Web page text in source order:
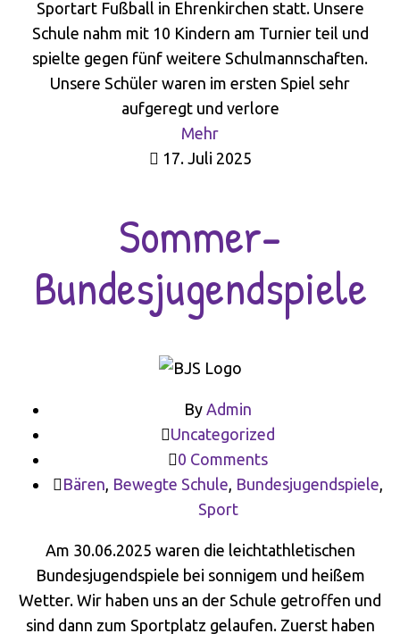
Sportart Fußball in Ehrenkirchen statt. Unsere
Schule nahm mit 10 Kindern am Turnier teil und
spielte gegen fünf weitere Schulmannschaften.
Unsere Schüler waren im ersten Spiel sehr
aufgeregt und verlore
Mehr
17. Juli 2025
Sommer-
Bundesjugendspiele
By Admin
Uncategorized
0 Comments
Bären Bewegte Schule Bundesjugendspiele
Sport
Am 30.06.2025 waren die leichtathletischen
Bundesjugendspiele bei sonnigem und heißem
Wetter. Wir haben uns an der Schule getroffen und
sind dann zum Sportplatz gelaufen. Zuerst haben